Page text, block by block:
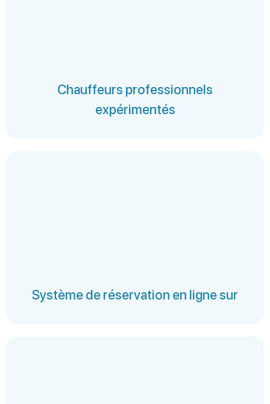
Chauffeurs professionnels
expérimentés
Système de réservation en ligne sur